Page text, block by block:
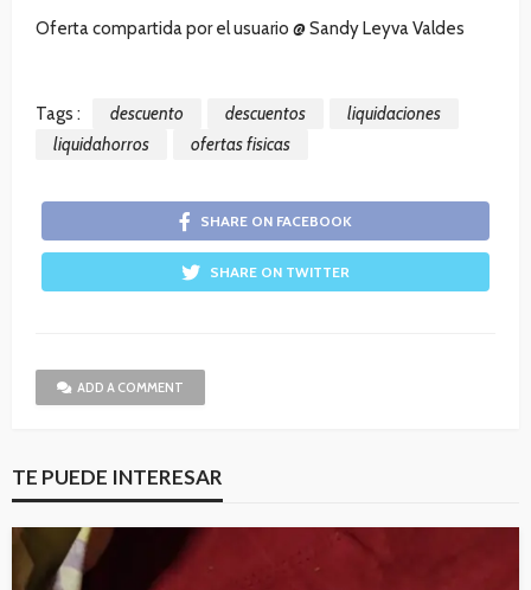
Oferta compartida por el usuario @ Sandy Leyva Valdes
Tags : descuento descuentos
liquidaciones
liquidahorros
ofertas fisicas
SHARE ON FACEBOOK
SHARE ON TWITTER
ADD A COMMENT
TE PUEDE INTERESAR